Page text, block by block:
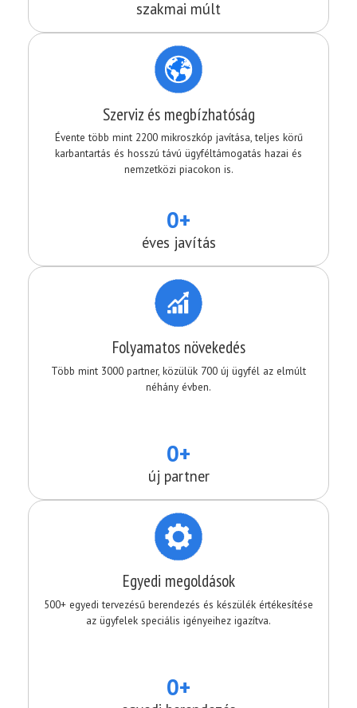
szakmai múlt
Szerviz és megbízhatóság
Évente több mint 2200 mikroszkóp javítása, teljes körű
karbantartás és hosszú távú ügyféltámogatás hazai és
nemzetközi piacokon is.
0+
éves javítás
Folyamatos növekedés
Több mint 3000 partner, közülük 700 új ügyfél az elmúlt
néhány évben.
0+
új partner
Egyedi megoldások
500+ egyedi tervezésű berendezés és készülék értékesítése
az ügyfelek speciális igényeihez igazítva.
0+